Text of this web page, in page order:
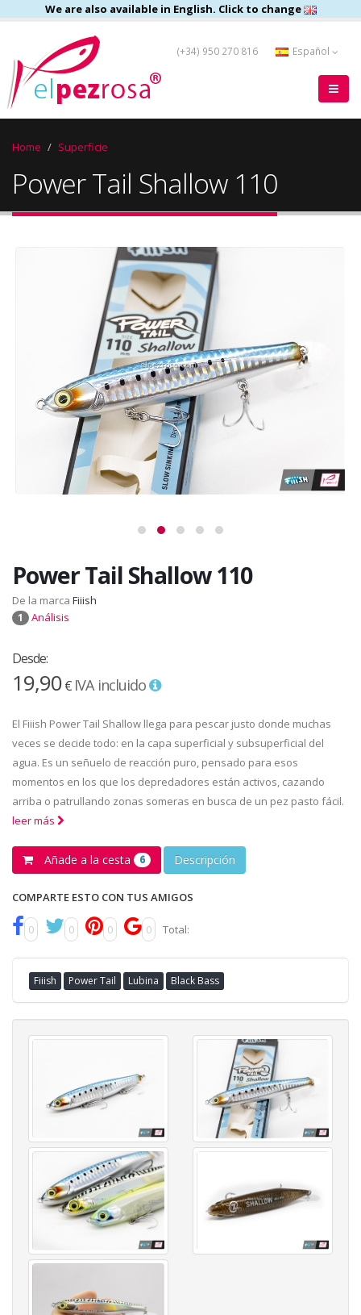
We are also available in English. Click to change
(+34) 950 270 816 Español
Home Superficie
Power Tail Shallow 110
Power Tail Shallow 110
De la marca Fiiish
1 Análisis
Desde:
19,90€ IVA incluido
El Fiiish Power Tail Shallow llega para pescar justo donde muchas
veces se decide todo: en la capa superficial y subsuperficial del
agua. Es un señuelo de reacción puro, pensado para esos
momentos en los que los depredadores están activos, cazando
arriba o patrullando zonas someras en busca de un pez pasto fácil.
leer más
Añade a la cesta 6 Descripción
COMPARTE ESTO CON TUS AMIGOS
0 0 0 0 Total:
Fiiish Power Tail Lubina Black Bass